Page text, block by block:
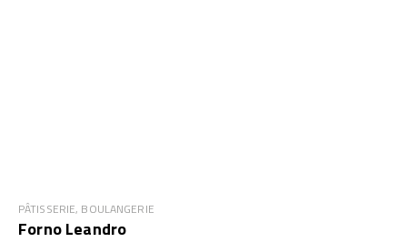
PÂTISSERIE, BOULANGERIE
Forno Leandro